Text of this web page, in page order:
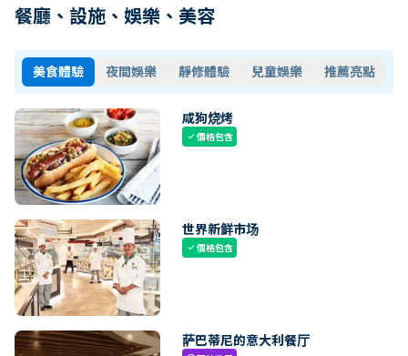
餐廳、設施、娛樂、美容
美食體驗 夜間娛樂 靜修體驗 兒童娛樂 推薦亮點
咸狗烧烤
check價格包含
世界新鲜市场
check價格包含
萨巴蒂尼的意大利餐厅